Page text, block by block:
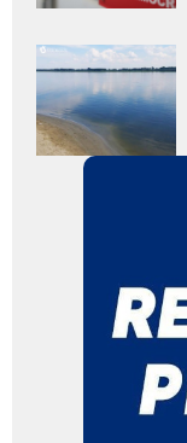
Adaugă
aici textul
pentru
subtitlu